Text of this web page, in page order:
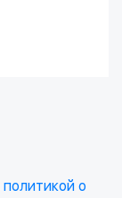
политикой о